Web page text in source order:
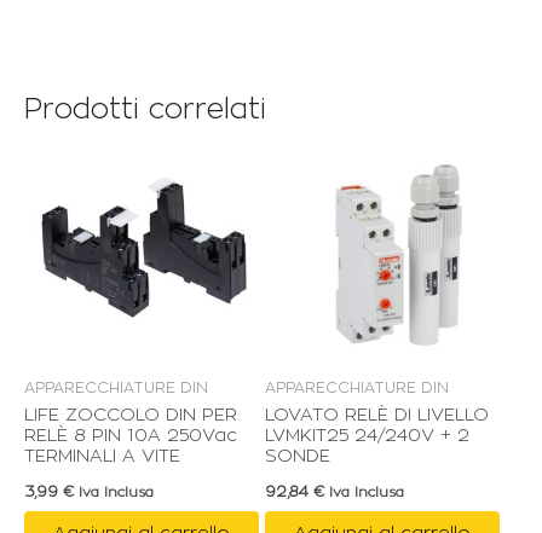
Prodotti correlati
APPARECCHIATURE DIN
LIFE ZOCCOLO DIN PER
RELÈ 8 PIN 10A 250Vac
TERMINALI A VITE
3,99 € Iva Inclusa
APPARECCHIATURE DIN
LOVATO RELÈ DI LIVELLO
LVMKIT25 24/240V + 2
SONDE
92,84 € Iva Inclusa